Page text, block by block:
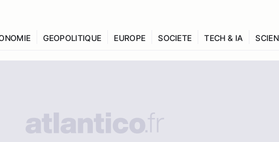
GEOPOLITIQUE EUROPE SOCIETE TECH & IA